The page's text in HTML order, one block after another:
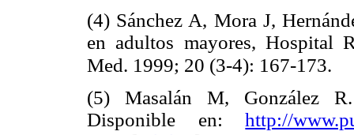
(4) Sánchez A, Mora J,
en adultos mayores, Hospital
Med. 1999; 20 (3-4): 167-173.
(5) Masalán M, González
Disponible en:http://